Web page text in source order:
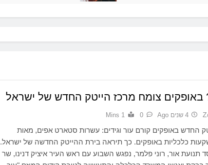
באופקים צומח מרכז הייטק החדש של ישראל
4 שנים Ago 0
1 Mins
החדש באופקים קורם עור וגידים: עשרות סטארט אפים, מאות
כלכליות באופקים. כך תיראה בירת ההייטק החדשה של ישראל.
תנועת אור, רוני פלמר, נפגש השבוע עם ראש העיר איציק דנינו, שר